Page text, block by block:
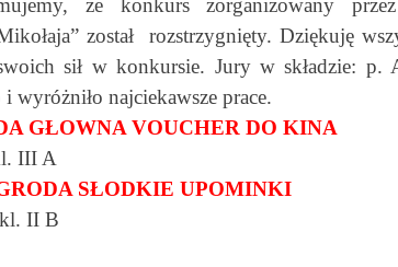
że konkurs zorganizowany
został rozstrzygnięty. Dziękuję
sił w konkursie. Jury w składzie: p.
wyróżniło najciekawsze prace.
GŁOWNA VOUCHER DO KINA
III A
SŁODKIE UPOMINKI
II B